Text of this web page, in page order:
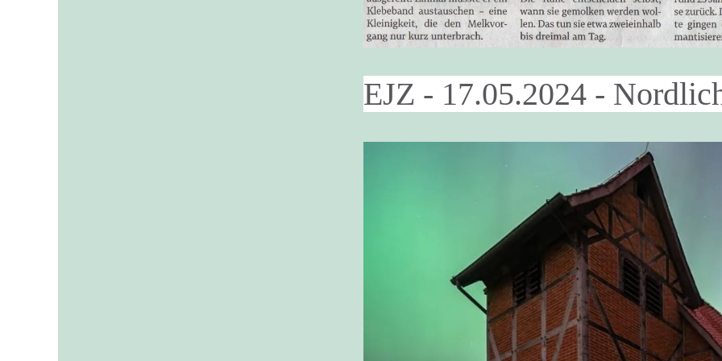
EJZ - 17.05.2024 -